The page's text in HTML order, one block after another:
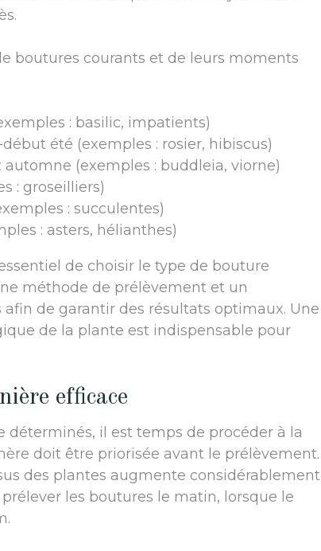
boutures courants et de leurs moments
: basilic, impatients)
été (exemples : rosier, hibiscus)
(exemples : buddleia, viorne)
: groseilliers)
: succulentes)
: asters, hélianthes)
de choisir le type de bouture
méthode de prélèvement et un
de garantir des résultats optimaux. Une
de la plante est indispensable pour
efficace
il est temps de procéder à la
doit être priorisée avant le prélèvement.
des plantes augmente considérablement
les boutures le matin, lorsque le